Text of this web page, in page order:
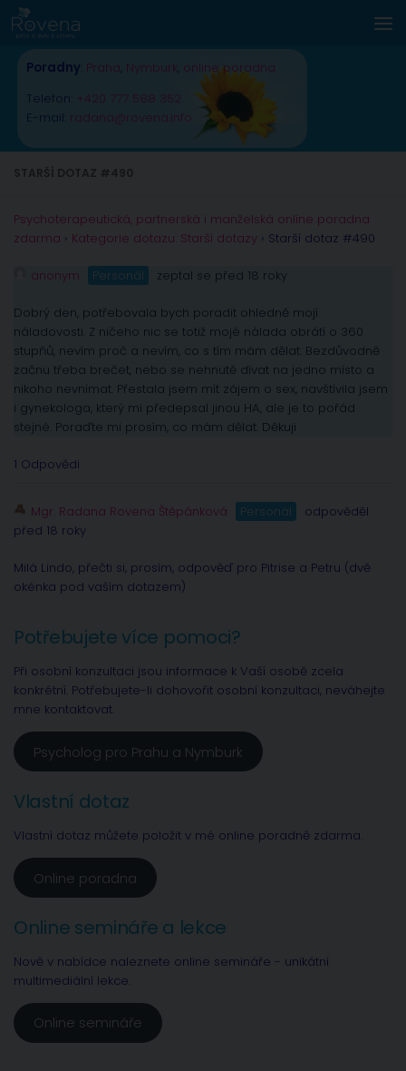
Skip to content
Poradny Praha Nymburk online poradna
Telefon: +420 777 588 352
E-mail: radana@rovena.info
Psychoterapeutická, partnerská i manželská online poradna
zdarma › Kategorie dotazu: Starší dotazy › Starší dotaz #490
anonym Personál zeptal se před 18 roky
Dobrý den, potřebovala bych poradit ohledně mojí
náladovosti. Z ničeho nic se totiž mojé nálada obrátí o 360
stupňů, nevím proč a nevím, co s tím mám dělat. Bezdůvodně
začnu třeba brečet, nebo se nehnutě dívat na jedno místo a
nikoho nevnímat. Přestala jsem mít zájem o sex, navštívila jsem
i gynekologa, který mi předepsal jinou HA, ale je to pořád
stejné. Poraďte mi prosím, co mám dělat. Děkuji
1 Odpovědi
Mgr. Radana Rovena Štěpánková Personál
odpověděl
před 18 roky
Milá Lindo, přečti si, prosím, odpověď pro Pitrise a Petru (dvě
okénka pod vaším dotazem)
Potřebujete více pomoci?
Při osobní konzultaci jsou informace k Vaší osobě zcela
konkrétní. Potřebujete-li dohovořit osobní konzultaci, neváhejte
mne kontaktovat.
Psycholog pro Prahu a Nymburk
Vlastní dotaz
Vlastní dotaz můžete položit v mé online poradně zdarma.
Online poradna
Online semináře a lekce
Nově v nabídce naleznete online semináře - unikátní
multimediální lekce.
Online semináře